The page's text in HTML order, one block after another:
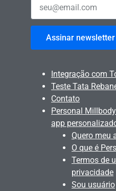
Assinar newsletter
Integração com
Teste Tata
Contato
Personal
app
Quero meu
O que é
Termos de
privacidade
Sou usuário